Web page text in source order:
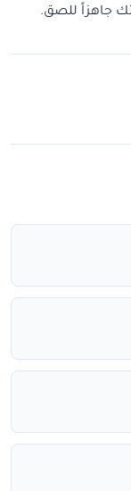
جاهزاً للصق.